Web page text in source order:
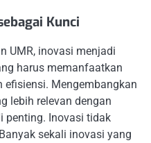
Kunci
UMR, inovasi menjadi
harus memanfaatkan
Mengembangkan
lebih relevan dengan
penting. Inovasi tidak
sekali inovasi yang